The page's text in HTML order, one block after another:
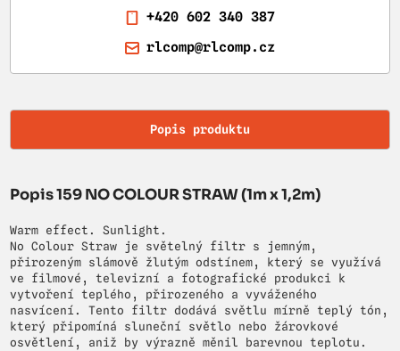
+420 602 340 387
rlcomp@rlcomp.cz
Popis produktu
Popis 159 NO COLOUR STRAW (1m x 1,2m)
Warm effect. Sunlight.
No Colour Straw je světelný filtr s jemným,
přirozeným slámově žlutým odstínem, který se využívá
ve filmové, televizní a fotografické produkci k
vytvoření teplého, přirozeného a vyváženého
nasvícení. Tento filtr dodává světlu mírně teplý tón,
který připomíná sluneční světlo nebo žárovkové
osvětlení, aniž by výrazně měnil barevnou teplotu.